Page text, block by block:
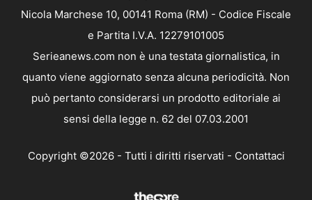
Nicola Marchese 10, 00141 Roma (RM) - Codice Fiscale
e Partita I.V.A. 12279101005
Serieanews.com non è una testata giornalistica, in
quanto viene aggiornato senza alcuna periodicità. Non
può pertanto considerarsi un prodotto editoriale ai
sensi della legge n. 62 del 07.03.2001
Copyright ©2026 - Tutti i diritti riservati - Contattaci